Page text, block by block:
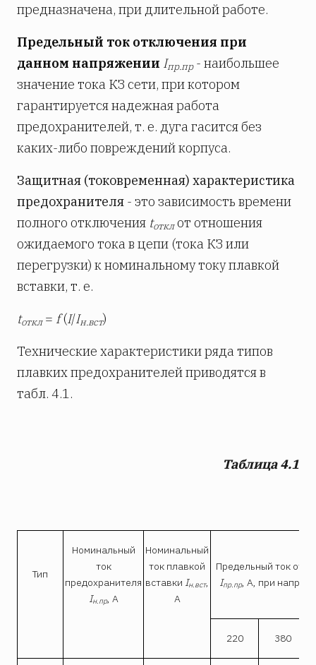
предназначена, при длительной работе.
Предельный ток отключения при
данном напряжении Iпр.пр- наибольшее
значение тока КЗ сети, при котором
гарантируется надежная работа
предохранителей, т. е. дуга гасится без
каких-либо повреждений корпуса.
Защитная (токовременная) характеристика
предохранителя - это зависимость времени
полного отключения tоткл от отношения
ожидаемого тока в цепи (тока КЗ или
перегрузки) к номинальному току плавкой
вставки, т. е.
tоткл= f(I/Iн.вст)
Технические характеристики ряда типов
плавких предохранителей приводятся в
табл. 4.1.
Таблица 4.1
Тип
Номинальный
ток
предохранителя
Iн.пр, А
Номинальный
ток плавкой
вставки Iн.вст,
А
Предельный ток
Iпр.пр, А, при
220 380